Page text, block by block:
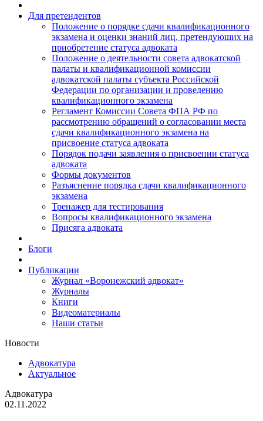
Для претендентов
Положение о порядке сдачи квалификационного
экзамена и оценки знаний лиц, претендующих на
приобретение статуса адвоката
Положение о деятельности совета адвокатской
палаты и квалификационной комиссии
адвокатской палаты субъекта Российской
Федерации по организации и проведению
квалификационного экзамена
Регламент Комиссии Совета ФПА РФ по
рассмотрению обращений о согласовании места
сдачи квалификационного экзамена на
присвоение статуса адвоката
Порядок подачи заявления о присвоении статуса
адвоката
Формы документов
Разъяснение порядка сдачи квалификационного
экзамена
Тренажер для тестирования
Вопросы квалификационного экзамена
Присяга адвоката
Блоги
Публикации
Журнал «Воронежский адвокат»
Журналы
Книги
Видеоматериалы
Наши статьи
Новости
Адвокатура
Актуальное
Адвокатура
02.11.2022